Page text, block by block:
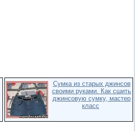
Сумка из старых джинсов
своими руками. Как сшить
джинсовую сумку, мастер
класс